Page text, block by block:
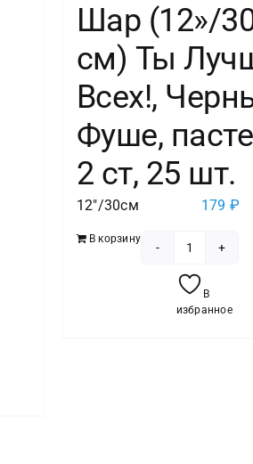
Шар (12»/
см) Ты
Всех!,
Фуше,
2 ст, 25 шт.
12"/30см 179 ₽
В корзину
товара
Шар
В
избранное